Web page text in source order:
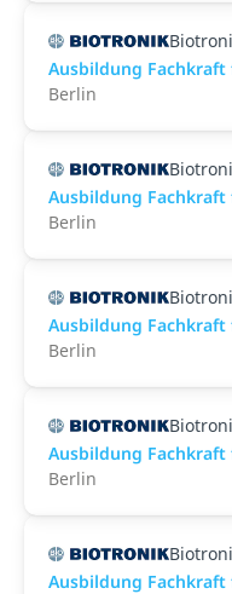
Ausbildung
Berlin
Ausbildung
Berlin
Ausbildung
Berlin
Ausbildung
Berlin
Ausbildung